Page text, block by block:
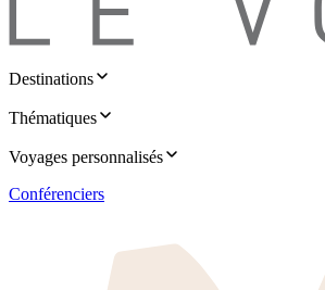
Destinations
Thématiques
Voyages personnalisés
Conférenciers